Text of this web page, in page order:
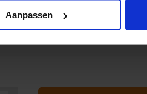
Aanpassen